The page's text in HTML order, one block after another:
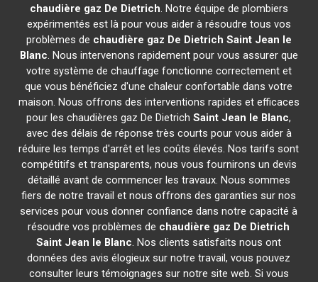
chaudière gaz De Dietrich. Notre équipe de plombiers
expérimentés est là pour vous aider à résoudre tous vos
problèmes de chaudière gaz De Dietrich Saint Jean le
Blanc. Nous intervenons rapidement pour vous assurer que
votre système de chauffage fonctionne correctement et
que vous bénéficiez d'une chaleur confortable dans votre
maison. Nous offrons des interventions rapides et efficaces
pour les chaudières gaz De DietrichSaint Jean le Blanc,
avec des délais de réponse très courts pour vous aider à
réduire les temps d'arrêt et les coûts élevés. Nos tarifs sont
compétitifs et transparents, nous vous fournirons un devis
détaillé avant de commencer les travaux. Nous sommes
fiers de notre travail et nous offrons des garanties sur nos
services pour vous donner confiance dans notre capacité à
résoudre vos problèmes de chaudière gaz De Dietrich
Saint Jean le Blanc. Nos clients satisfaits nous ont
données des avis élogieux sur notre travail, vous pouvez
consulter leurs témoignages sur notre site web. Si vous